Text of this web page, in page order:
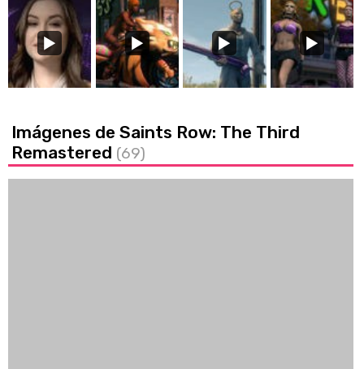
Imágenes de Saints Row: The Third
Remastered (69)